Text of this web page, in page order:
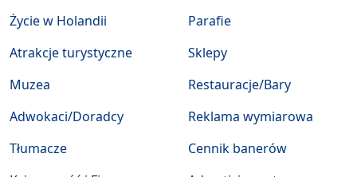
Życie w Holandii
Atrakcje turystyczne
Muzea
Parafie
Sklepy
Restauracje/Bary
Adwokaci/Doradcy
Tłumacze
Reklama wymiarowa
Cennik banerów